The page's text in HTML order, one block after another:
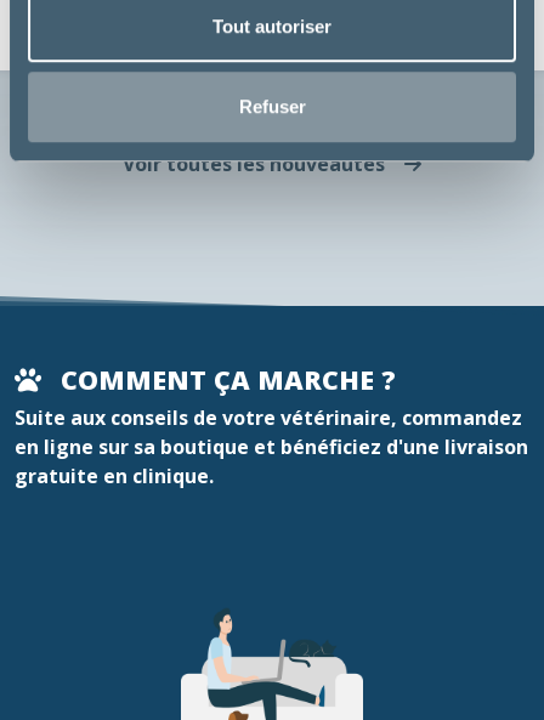
Tout autoriser
Refuser
8,99€
Voir toutes les nouveautés
COMMENT ÇA MARCHE ?
Suite aux conseils de votre vétérinaire, commandez
en ligne sur sa boutique et bénéficiez d'une livraison
gratuite en clinique.